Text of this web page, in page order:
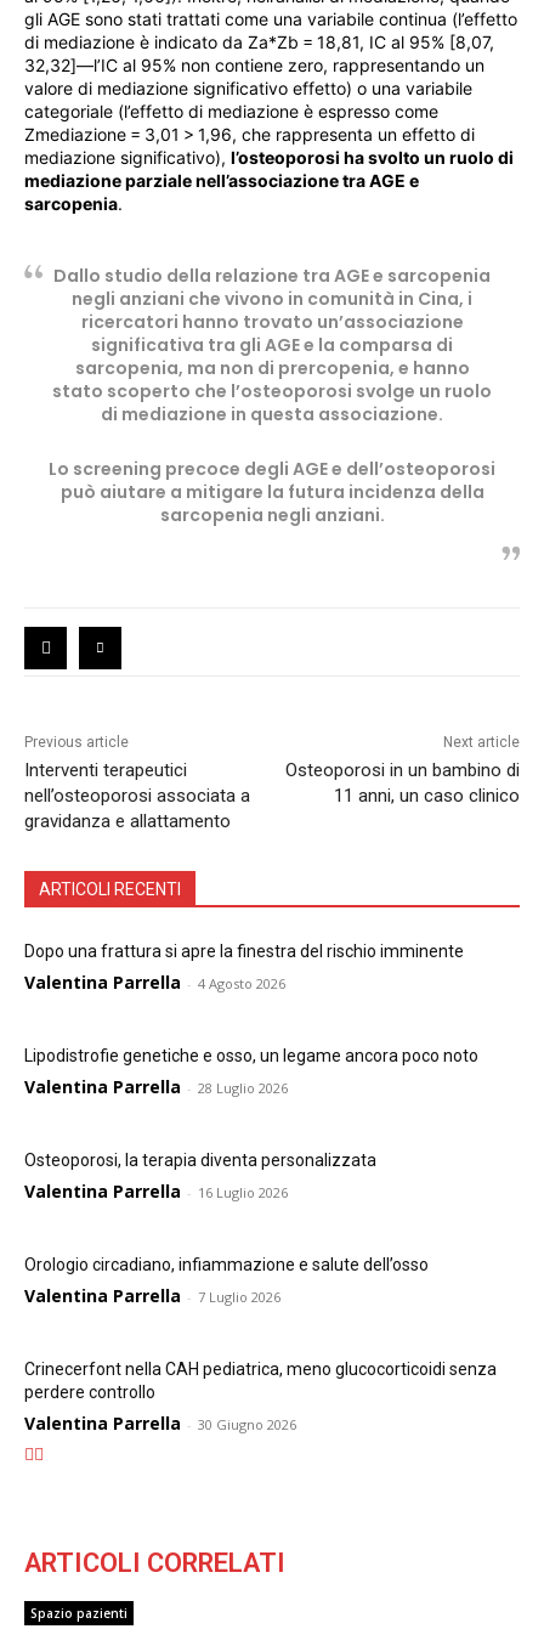
gli AGE sono stati trattati come una variabile continua (l’effetto
di mediazione è indicato da Za*Zb = 18,81, IC al 95% [8,07,
32,32]—l’IC al 95% non contiene zero, rappresentando un
valore di mediazione significativo effetto) o una variabile
categoriale (l’effetto di mediazione è espresso come
Zmediazione = 3,01 > 1,96, che rappresenta un effetto di
mediazione significativo), l’osteoporosi ha svolto un ruolo di
mediazione parziale nell’associazione tra AGE e
sarcopenia.
Dallo studio della relazione tra AGE e sarcopenia
negli anziani che vivono in comunità in Cina, i
ricercatori hanno trovato un’associazione
significativa tra gli AGE e la comparsa di
sarcopenia, ma non di prercopenia, e hanno
stato scoperto che l’osteoporosi svolge un ruolo
di mediazione in questa associazione.
Lo screening precoce degli AGE e dell’osteoporosi
può aiutare a mitigare la futura incidenza della
sarcopenia negli anziani.
Previous article
Interventi terapeutici
nell’osteoporosi associata a
gravidanza e allattamento
Next article
Osteoporosi in un bambino di
11 anni, un caso clinico
ARTICOLI RECENTI
Dopo una frattura si apre la finestra del rischio imminente
Valentina Parrella - 4 Agosto 2026
Lipodistrofie genetiche e osso, un legame ancora poco noto
Valentina Parrella - 28 Luglio 2026
Osteoporosi, la terapia diventa personalizzata
Valentina Parrella - 16 Luglio 2026
Orologio circadiano, infiammazione e salute dell’osso
Valentina Parrella - 7 Luglio 2026
Crinecerfont nella CAH pediatrica, meno glucocorticoidi senza
perdere controllo
Valentina Parrella - 30 Giugno 2026
ARTICOLI CORRELATI
Spazio pazienti